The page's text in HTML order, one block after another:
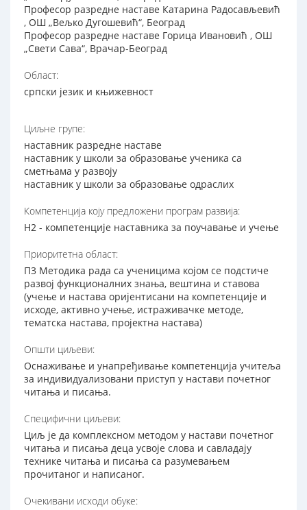
Професор разредне наставе Катарина Радосављевић
, ОШ „Вељко Дугошевић“, Београд
Професор разредне наставе Горица Ивановић , ОШ
„Свети Сава“, Врачар-Београд
Област:
српски језик и књижевност
Циљне групе:
наставник разредне наставе
наставник у школи за образовање ученика са
сметњама у развоју
наставник у школи за образовање одраслих
Компетенција коју предложени програм развија:
Н2 - компетенције наставника за поучавање и учење
Приоритетна област:
П3 Методика рада са ученицима којом се подстиче
развој функционалних знања, вештина и ставова
(учење и настава оријентисани на компетенције и
исходе, активно учење, истраживачке методе,
тематска настава, пројектна настава)
Општи циљеви:
Оснаживање и унапређивање компетенција учитеља
за индивидуализoвани приступ у настави почетног
читања и писања.
Специфични циљеви:
Циљ је да комплексном методом у настави почетног
читања и писања деца усвоје слова и савладају
технике читања и писања са разумевањем
прочитаног и написаног.
Очекивани исходи обуке: